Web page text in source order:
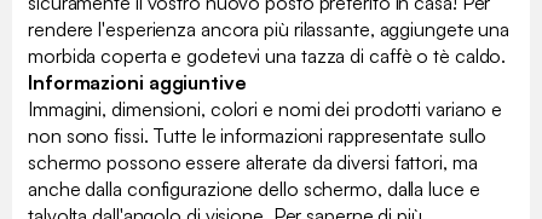
rendere l'esperienza ancora più rilassante, aggiungete una
morbida coperta e godetevi una tazza di caffè o tè caldo.
Informazioni aggiuntive
Immagini, dimensioni, colori e nomi dei prodotti variano e
non sono fissi. Tutte le informazioni rappresentate sullo
schermo possono essere alterate da diversi fattori, ma
anche dalla configurazione dello schermo, dalla luce e